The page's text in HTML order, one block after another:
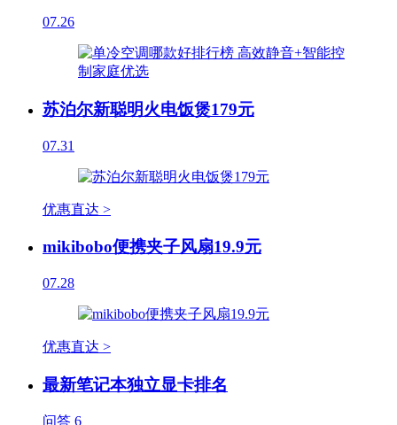
07.26
苏泊尔新聪明火电饭煲179元
07.31
优惠直达 >
mikibobo便携夹子风扇19.9元
07.28
优惠直达 >
最新笔记本独立显卡排名
问答 6